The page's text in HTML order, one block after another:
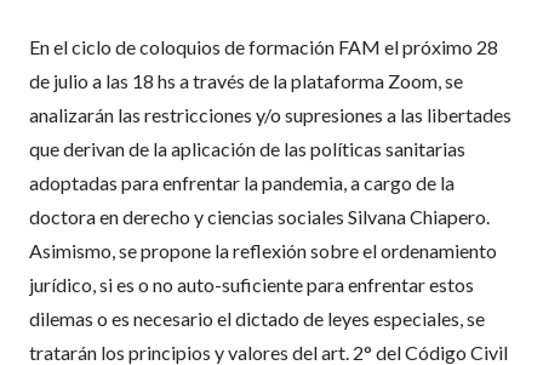
En el ciclo de coloquios de formación FAM el próximo 28
de julio a las 18 hs a través de la plataforma Zoom, se
analizarán las restricciones y/o supresiones a las libertades
que derivan de la aplicación de las políticas sanitarias
adoptadas para enfrentar la pandemia, a cargo de la
doctora en derecho y ciencias sociales Silvana Chiapero.
Asimismo, se propone la reflexión sobre el ordenamiento
jurídico, si es o no auto-suficiente para enfrentar estos
dilemas o es necesario el dictado de leyes especiales, se
tratarán los principios y valores del art. 2° del Código Civil